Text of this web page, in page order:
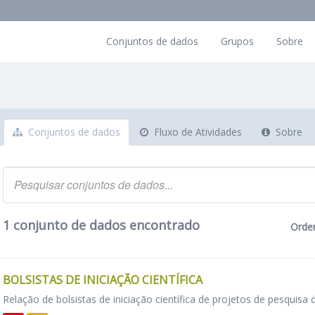
Conjuntos de dados Grupos Sobre
Conjuntos de dados Fluxo de Atividades Sobre
1 conjunto de dados encontrado
BOLSISTAS DE INICIAÇÃO CIENTÍFICA
Relação de bolsistas de iniciação científica de projetos de pesquisa